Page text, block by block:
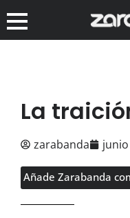
La
zarabanda junio
Añade Zarabanda